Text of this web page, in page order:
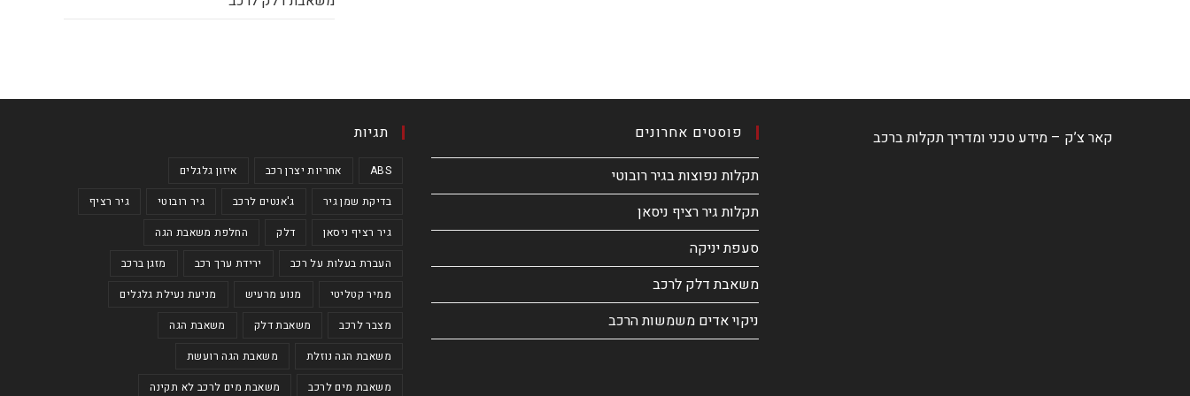
קאר צ’ק – מידע טכני ומדריך תקלות ברכב פוסטים אחרונים
תקלות נפוצות בגיר רובוטי
תקלות גיר רציף ניסאן
סעפת יניקה
משאבת דלק לרכב
ניקוי אדים משמשות הרכב
תגיות
ABS אחריות יצרן רכב
איזון גלגלים
בדיקת שמן גיר
ג'אנטים לרכב גיר רובוטי
גיר רציף
גיר רציף ניסאן
דלק
החלפת משאבת הגה
העברת בעלות על רכב
ירידת ערך רכב
מזגן ברכב
ממיר קטליטי
מנוע מרעיש
מניעת נעילת גלגלים
מצבר לרכב
משאבת דלק
משאבת הגה
משאבת הגה נוזלת
משאבת הגה רועשת
משאבת מים לרכב
משאבת מים לרכב לא תקינה